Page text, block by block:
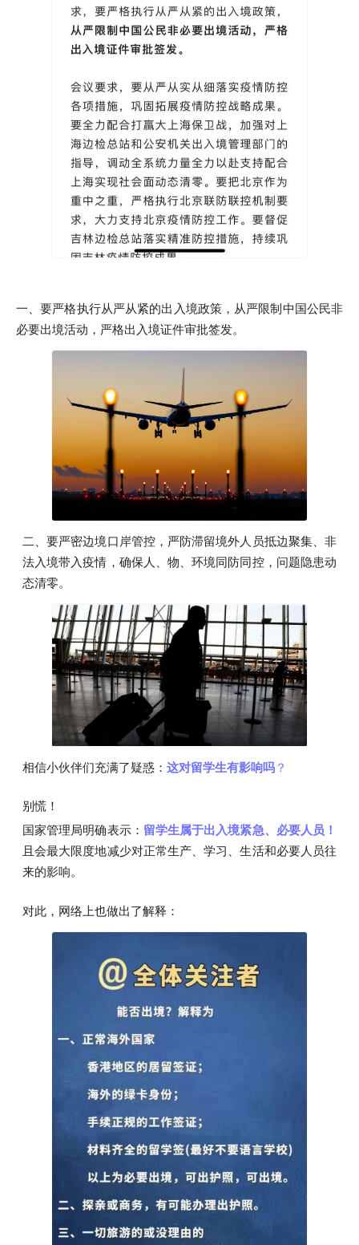
一、要严格执行从严从紧的出入境政策，从严限制中国公民非
必要出境活动，严格出入境证件审批签发。
二、要严密边境口岸管控，严防滞留境外人员抵边聚集、非
法入境带入疫情，确保人、物、环境同防同控，问题隐患动
态清零。
相信小伙伴们充满了疑惑： 这对留学生有影响吗 ？
别慌！
国家管理局明确表示： 留学生属于出入境紧急、必要人员！
且会最大限度地减少对正常生产、学习、生活和必要人员往
来的影响。
对此，网络上也做出了解释：